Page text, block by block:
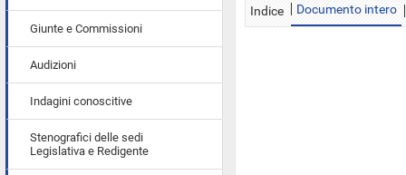
Giunte e Commissioni
Audizioni
Indagini conoscitive
Stenografici delle sedi
Legislativa e Redigente
Indice Documento intero